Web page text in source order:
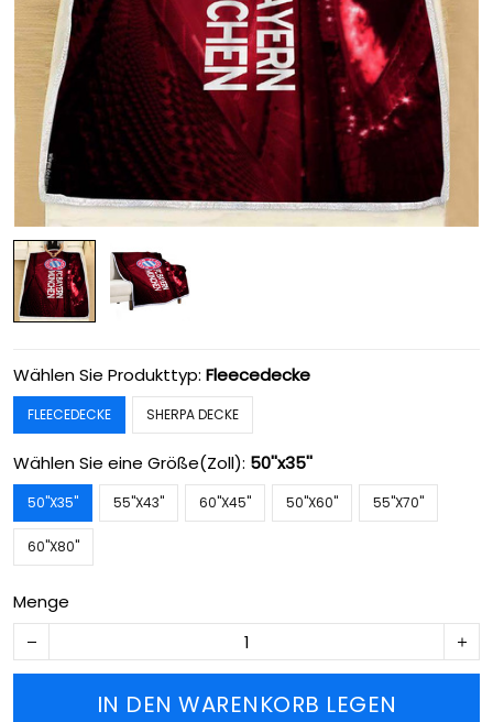
Wählen Sie Produkttyp: Fleecedecke
FLEECEDECKE SHERPA DECKE
Wählen Sie eine Größe(Zoll): 50''x35''
50''X35'' 55''X43'' 60''X45'' 50''X60'' 55''X70''
60''X80''
Menge
IN DEN WARENKORB LEGEN